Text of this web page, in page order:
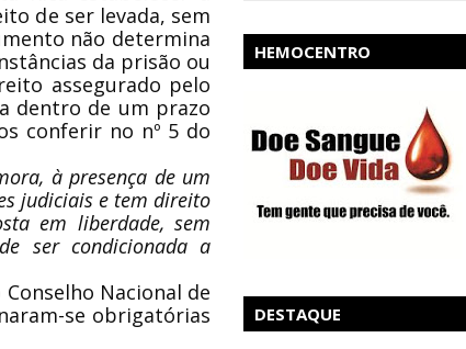
de ser levada, sem
não determina
da prisão ou
assegurado pelo
dentro de um prazo
conferir no nº 5 do
à presença de um
judiciais e tem direito
em liberdade, sem
ser condicionada a
Nacional de
se obrigatórias
HEMOCENTRO
DESTAQUE